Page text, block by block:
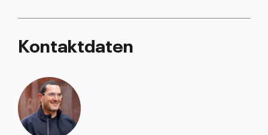
Kontaktdaten